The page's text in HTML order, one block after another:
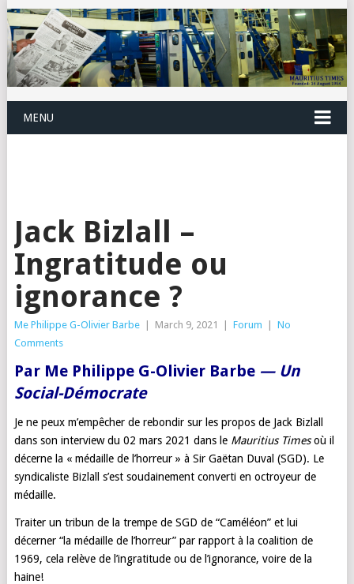
MENU
Jack Bizlall –
Ingratitude ou
ignorance ?
Me Philippe G-Olivier Barbe March 9, 2021 Forum
No
Comments
Par Me Philippe G-Olivier Barbe — Un
Social-Démocrate
Je ne peux m’empêcher de rebondir sur les propos de Jack Bizlall
dans son interview du 02 mars 2021 dans le Mauritius Timesoù il
décerne la « médaille de l’horreur » à Sir Gaëtan Duval (SGD). Le
syndicaliste Bizlall s’est soudainement converti en octroyeur de
médaille.
Traiter un tribun de la trempe de SGD de “Caméléon” et lui
décerner “la médaille de l’horreur” par rapport à la coalition de
1969, cela relève de l’ingratitude ou de l’ignorance, voire de la
haine!